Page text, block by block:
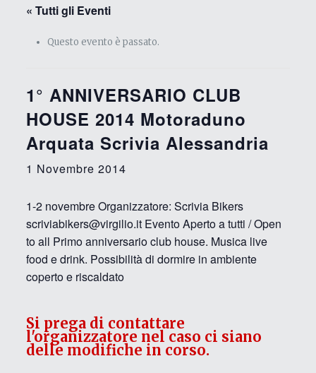
« Tutti gli Eventi
Questo evento è passato.
1° ANNIVERSARIO CLUB
HOUSE 2014 Motoraduno
Arquata Scrivia Alessandria
1 Novembre 2014
1-2 novembre Organizzatore: Scrivia Bikers
scriviabikers@virgilio.it Evento Aperto a tutti / Open
to all Primo anniversario club house. Musica live
food e drink. Possibilità di dormire in ambiente
coperto e riscaldato
Si prega di contattare
l'organizzatore nel caso ci siano
delle modifiche in corso.